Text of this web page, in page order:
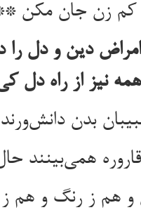
کم زن جان
دین و دل را
نیز از راه دل
بدن
همی‌بینند
هم ز رنگ و هم ز